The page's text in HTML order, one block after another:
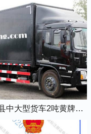
岢岚县中大型货车2吨黄牌5米2厢式货车